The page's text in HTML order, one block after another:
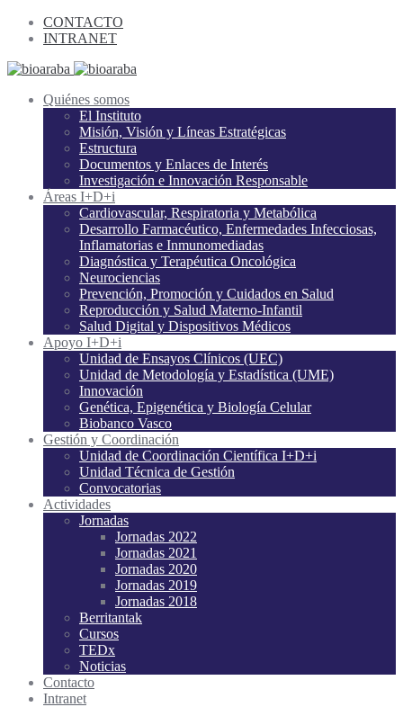
CONTACTO
INTRANET
Quiénes somos
El Instituto
Misión, Visión y Líneas Estratégicas
Estructura
Documentos y Enlaces de Interés
Investigación e Innovación Responsable
Áreas I+D+i
Cardiovascular, Respiratoria y Metabólica
Desarrollo Farmacéutico, Enfermedades Infecciosas,
Inflamatorias e Inmunomediadas
Diagnóstica y Terapéutica Oncológica
Neurociencias
Prevención, Promoción y Cuidados en Salud
Reproducción y Salud Materno-Infantil
Salud Digital y Dispositivos Médicos
Apoyo I+D+i
Unidad de Ensayos Clínicos (UEC)
Unidad de Metodología y Estadística (UME)
Innovación
Genética, Epigenética y Biología Celular
Biobanco Vasco
Gestión y Coordinación
Unidad de Coordinación Científica I+D+i
Unidad Técnica de Gestión
Convocatorias
Actividades
Jornadas
Jornadas 2022
Jornadas 2021
Jornadas 2020
Jornadas 2019
Jornadas 2018
Berritantak
Cursos
TEDx
Noticias
Contacto
Intranet